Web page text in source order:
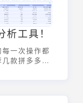
工具！
一次操作都
款拼多多数